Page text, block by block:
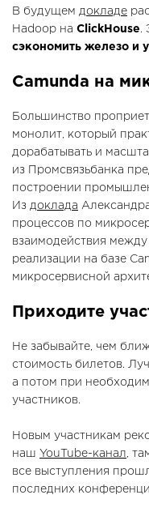
В будущем докладе
Hadoop на ClickHouse.
сэкономить железо и
Camunda на
Большинство
монолит, который
дорабатывать и
из Промсвязьбанка
построении
Из доклада
процессов по
взаимодействия
реализации на базе
микросервисной
Приходите
Не забывайте, чем
стоимость билетов.
а потом при
участников.
Новым участникам
наш YouTube-канал ,
все выступления
последних